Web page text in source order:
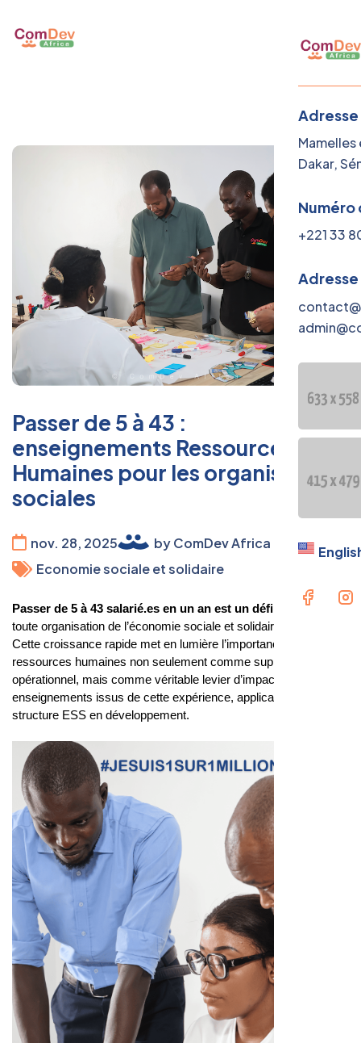
Mamelles
Dakar,
+221 33
Passer de 5 à 43 :
enseignements Ressources
Humaines pour les organisations
sociales
nov. 28, 2025
by ComDev Africa
Economie sociale et solidaire
Passer de 5 à 43 salarié.es en un an est un défi de taille
pour
toute organisation de l’économie sociale et solidaire (ESS).
Cette croissance rapide met en lumière l’importance des
ressources humaines non seulement comme support
opérationnel, mais comme véritable levier d’impact. Voici cinq
enseignements issus de cette expérience, applicables à toute
structure ESS en développement.